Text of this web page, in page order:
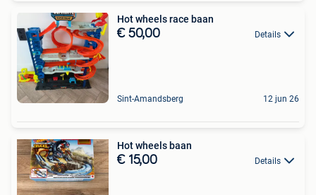
Hot wheels race baan
€ 50,00 Details
Sint-Amandsberg 12 jun 26
Hot wheels baan
€ 15,00 Details